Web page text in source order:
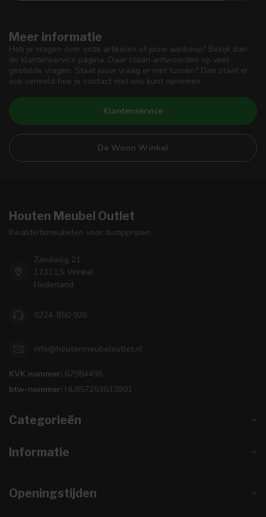
Meer informatie
Heb je vragen over onze artikelen of jouw aankoop? Bekijk dan
de klantenservice pagina. Daar staan antwoorden op veel
gestelde vragen. Staat jouw vraag er niet tussen? Dan staat er
ook vermeld hoe je contact met ons kunt opnemen.
Klantenservice
De Woon Winkel
Houten Meubel Outlet
Kwaliteitsmeubelen voor dumpprijzen
Zandwilg 21
1731 LS Winkel
Nederland
0224-850 926
info@houtenmeubeloutlet.nl
KVK nummer: 67984495
btw-nummer: NL857253633B01
Categorieën
Informatie
Openingstijden